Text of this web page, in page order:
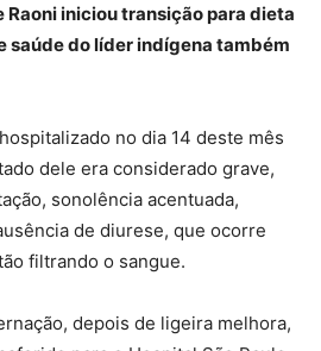
Raoni iniciou transição para dieta
saúde do líder indígena também
no dia 14 deste mês
dele era considerado grave,
sonolência acentuada,
de diurese, que ocorre
filtrando o sangue.
depois de ligeira melhora,